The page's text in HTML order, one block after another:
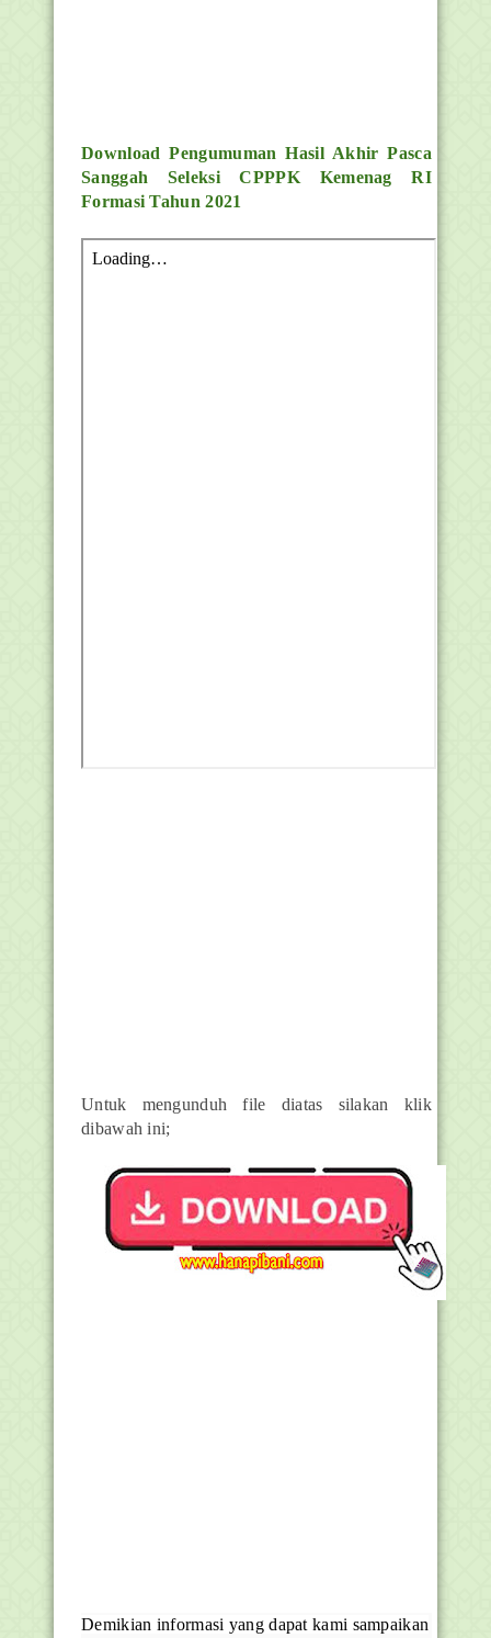
Download Pengumuman Hasil Akhir Pasca
Sanggah Seleksi CPPPK Kemenag RI
Formasi Tahun 2021
Untuk mengunduh file diatas silakan klik
dibawah ini;
Demikian informasi yang dapat kami sampaikan